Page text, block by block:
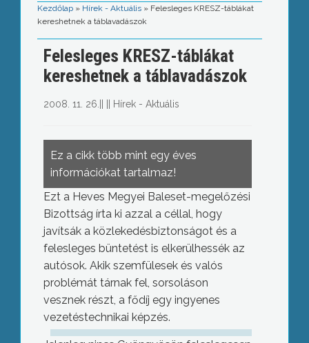
Kezdőlap » Hírek - Aktuális » Felesleges KRESZ-táblákat
kereshetnek a táblavadászok
Felesleges KRESZ-táblákat
kereshetnek a táblavadászok
2008. 11. 26. Hírek - Aktuális
Ez a cikk több mint egy éves
információkat tartalmaz!
Ezt a Heves Megyei Baleset-megelőzési
Bizottság írta ki azzal a céllal, hogy
javítsák a közlekedésbiztonságot és a
felesleges büntetést is elkerülhessék az
autósok. Akik szemfülesek és valós
problémát tárnak fel, sorsoláson
vesznek részt, a fődíj egy ingyenes
vezetéstechnikai képzés.